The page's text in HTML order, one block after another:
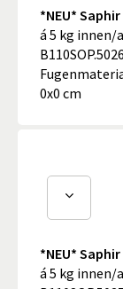
*NEU*
á 5 kg innen/
B110SOP.5026
0x0 cm
*NEU*
á 5 kg innen/